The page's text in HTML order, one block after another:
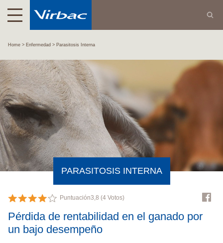
Home Enfermedad Parasitosis Interna
PARASITOSIS INTERNA
Puntuación3,8 (4 Votos)
Pérdida de rentabilidad en el ganado por
un bajo desempeño